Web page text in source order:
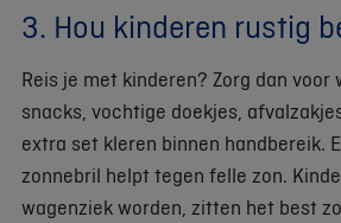
3. Hou kinderen rustig
Reis je met kinderen? Zorg dan voor
snacks, vochtige doekjes,
extra set kleren binnen handbereik.
zonnebril helpt tegen felle zon.
wagenziek worden, zitten het best